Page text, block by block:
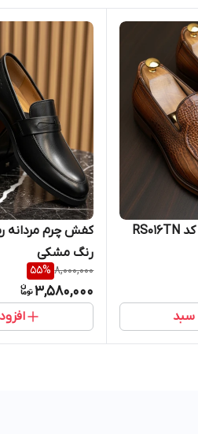
کفش چرم رسمی مردانه کد RS016TN
سبد
رنگ مشکی
8,000,000
55%
3,580,000